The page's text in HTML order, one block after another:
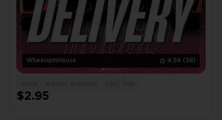
WheelspinHouse 4.94 (58)
$2.95